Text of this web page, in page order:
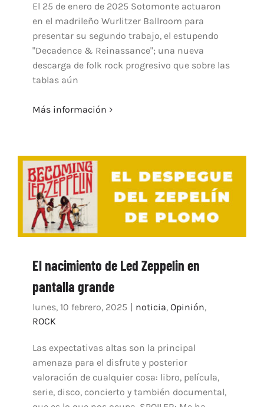
El 25 de enero de 2025 Sotomonte actuaron
en el madrileño Wurlitzer Ballroom para
presentar su segundo trabajo, el estupendo
"Decadence & Reinassance"; una nueva
descarga de folk rock progresivo que sobre las
tablas aún
Más información
El nacimiento de Led Zeppelin en
pantalla grande
lunes, 10 febrero, 2025 noticia, Opinión,
ROCK
Las expectativas altas son la principal
amenaza para el disfrute y posterior
valoración de cualquier cosa: libro, película,
serie, disco, concierto y también documental,